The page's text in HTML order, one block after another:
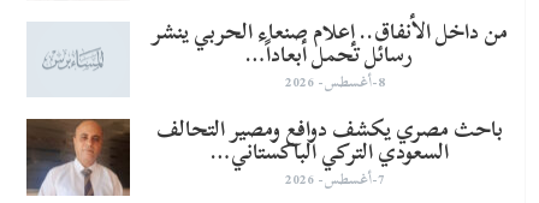
من داخل الأنفاق.. إعلام صنعاء الحربي ينشر
رسائل تحمل أبعاداً…
8-أغسطس- 2026
باحث مصري يكشف دوافع ومصير التحالف
السعودي التركي الباكستاني…
7-أغسطس- 2026